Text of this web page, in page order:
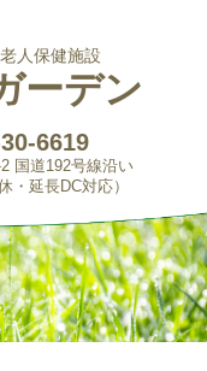
人保健施設
ーデン
6619
国道192号線沿い
・延長DC対応）